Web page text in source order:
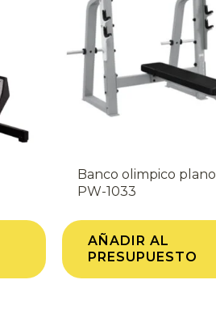
Banco olimpico plano
PW-1033
AÑADIR AL
PRESUPUESTO